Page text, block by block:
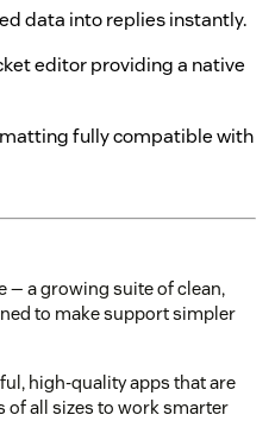
data into replies instantly.
editor providing a native
fully compatible with
— a growing suite of clean,
to make support simpler
high-quality apps that are
of all sizes to work smarter